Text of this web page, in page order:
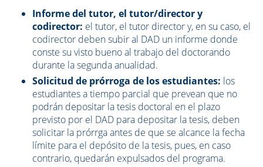
Informe del tutor, el tutor/director y
codirector: el tutor, el tutor director y, en su caso, el
codirector deben subir al DAD un informe donde
conste su visto bueno al trabajo del doctorando
durante la segunda anualidad.
Solicitud de prórroga de los estudiantes: los
estudiantes a tiempo parcial que prevean que no
podrán depositar la tesis doctoral en el plazo
previsto por el DAD para depositar la tesis, deben
solicitar la prórrga antes de que se alcance la fecha
límite para el depósito de la tesis, pues, en caso
contrario, quedarán expulsados del programa.